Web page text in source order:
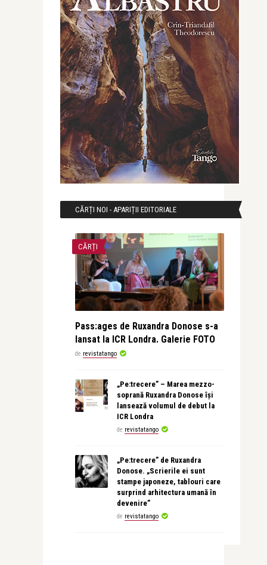
CĂRȚI NOI - APARIȚII EDITORIALE
CĂRȚI
Pass:ages de Ruxandra Donose s-a
lansat la ICR Londra. Galerie FOTO
de revistatango
„Pe:trecere” – Marea mezzo-
soprană Ruxandra Donose își
lansează volumul de debut la
ICR Londra
de revistatango
„Pe:trecere” de Ruxandra
Donose. „Scrierile ei sunt
stampe japoneze, tablouri care
surprind arhitectura umană în
devenire”
de revistatango